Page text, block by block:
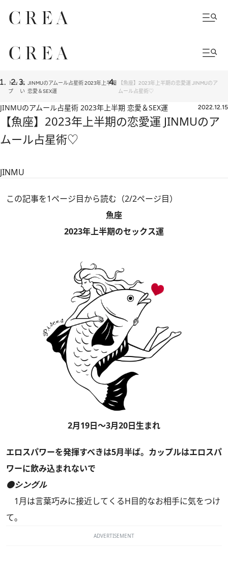
トッ
プ
占
い
JINMUのアムール占星術 2023年上半期
恋愛＆SEX運
【魚座】2023年上半期の恋愛運 JINMUのア
ムール占星術♡
JINMUのアムール占星術 2023年上半期 恋愛＆SEX運 2022.12.15
【魚座】2023年上半期の恋愛運 JINMUのア
ムール占星術♡
JINMU
この記事を1ページ目から読む（2/2ページ目）
魚座
2023年上半期のセックス運
2月19日～3月20日生まれ
エロスパワーを発揮すべきは5月半ば。カップルはエロスパ
ワーに飲み込まれないで
●シングル
1月は言葉巧みに接近してくるH目的なお相手に気をつけ
て。
ADVERTISEMENT